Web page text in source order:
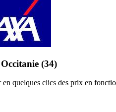
Occitanie (34)
quelques clics des prix en